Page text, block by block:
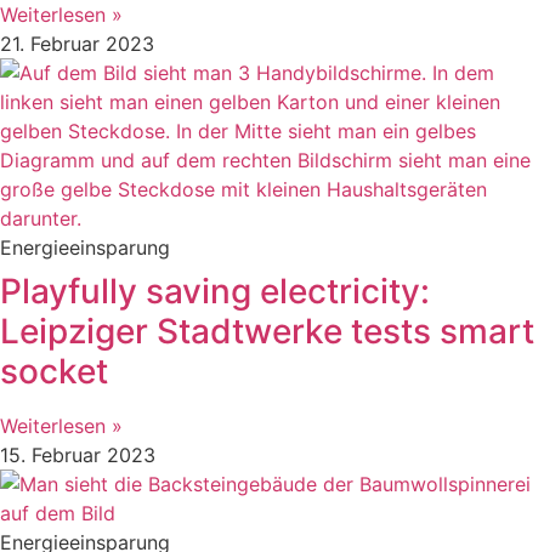
Weiterlesen »
21. Februar 2023
Energieeinsparung
Playfully saving electricity:
Leipziger Stadtwerke tests smart
socket
Weiterlesen »
15. Februar 2023
Energieeinsparung